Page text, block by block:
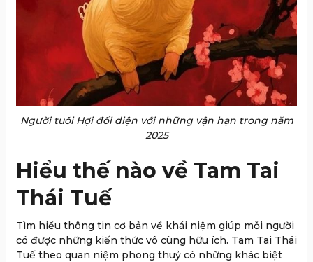
Người tuổi Hợi đối diện với những vận hạn trong năm
2025
Hiểu thế nào về Tam Tai
Thái Tuế
Tìm hiểu thông tin cơ bản về khái niệm giúp mỗi người
có được những kiến thức vô cùng hữu ích. Tam Tai Thái
Tuế theo quan niệm phong thuỷ có những khác biệt